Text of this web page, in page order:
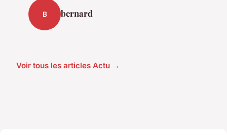
B bernard
Voir tous les articles Actu →